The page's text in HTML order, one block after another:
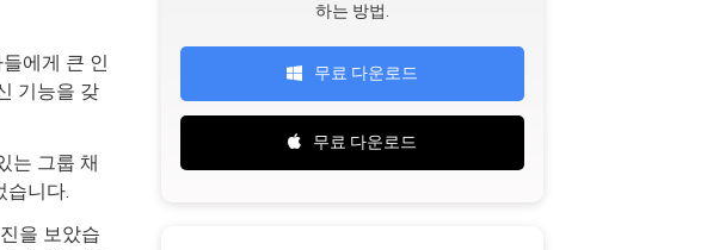
에게 큰 인
기능을 갖
는 그룹 채
습니다.
을 보았습
하는 방법.
무료 다운로드
무료 다운로드